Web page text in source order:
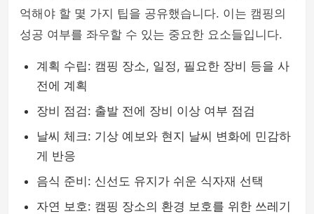
억해야 할 몇 가지 팁을 공유했습니다. 이는 캠핑의
성공 여부를 좌우할 수 있는 중요한 요소들입니다.
계획 수립: 캠핑 장소, 일정, 필요한 장비 등을 사
전에 계획
장비 점검: 출발 전에 장비 이상 여부 점검
날씨 체크: 기상 예보와 현지 날씨 변화에 민감하
게 반응
음식 준비: 신선도 유지가 쉬운 식자재 선택
자연 보호: 캠핑 장소의 환경 보호를 위한 쓰레기